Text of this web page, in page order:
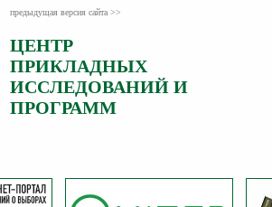
предыдущая версия сайта >>
ЦЕНТР
ПРИКЛАДНЫХ
ИССЛЕДОВАНИЙ И
ПРОГРАММ